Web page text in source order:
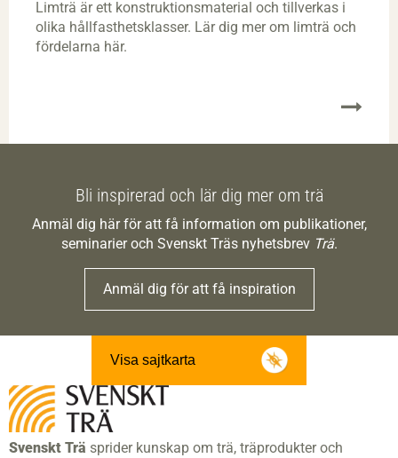
Limträ är ett konstruktionsmaterial och tillverkas i
olika hållfasthetsklasser. Lär dig mer om limträ och
fördelarna här.
Bli inspirerad och lär dig mer om trä
Anmäl dig här för att få information om publikationer,
seminarier och Svenskt Träs nyhetsbrev Trä.
Anmäl dig för att få inspiration
Visa sajtkarta
Svenskt Trä sprider kunskap om trä, träprodukter och